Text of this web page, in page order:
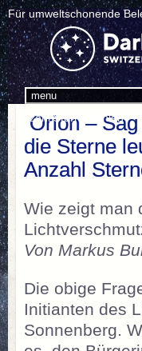
Für umweltschonende
menu
Orion –
die Sterne
Anzahl
Wie zeigt man
Von Markus
Die obige
Initianten des
Sonnenberg.
Anzahl Sterne zählen